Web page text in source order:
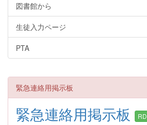
図書館から
生徒入力ページ
PTA
緊急連絡用掲示板
緊急連絡用掲示板